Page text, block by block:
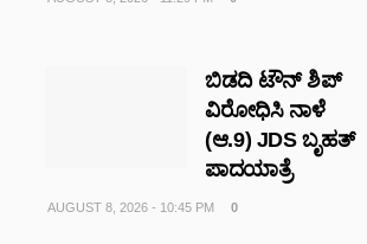
ಬಿಡದಿ ಟೌನ್ ಶಿಪ್
ವಿರೋಧಿಸಿ ನಾಳೆ
(ಆ.9) JDS ಬೃಹತ್
ಪಾದಯಾತ್ರೆ
AUGUST 8, 2026 - 10:45 PM 0